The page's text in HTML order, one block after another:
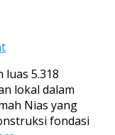
on
nan
Cantik
luas 5.318
lokal dalam
Nias yang
fondasi